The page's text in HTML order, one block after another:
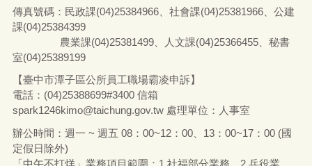
傳真號碼：民政課(04)25384966、社會課(04)25381966、公建
課(04)25384399
農業課(04)25381499、人文課(04)25366455、秘書
室(04)25389199
【臺中市潭子區公所員工職場霸凌申訴】
電話：(04)25388699#3400 信箱
spark1246kimo@taichung.gov.tw 處理單位：人事室
辦公時間：週一 ~ 週五 08：00~12：00、13：00~17：00 (國
定假日除外)
「中午不打烊」業務項目範圍：1.社福部分業務
2.兵役業